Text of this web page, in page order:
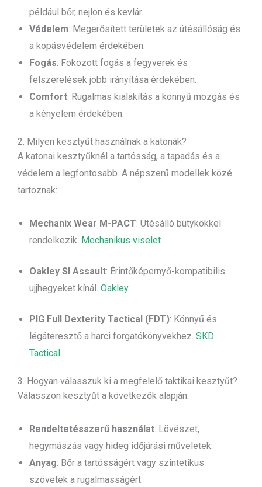
például bőr, nejlon és kevlár.
Védelem: Megerősített területek az ütésállóság és
a kopásvédelem érdekében.
Fogás: Fokozott fogás a fegyverek és
felszerelések jobb irányítása érdekében.
Comfort: Rugalmas kialakítás a könnyű mozgás és
a kényelem érdekében.
2. Milyen kesztyűt használnak a katonák?
A katonai kesztyűknél a tartósság, a tapadás és a
védelem a legfontosabb. A népszerű modellek közé
tartoznak:
Mechanix Wear M-PACT: Ütésálló bütykökkel
rendelkezik. Mechanikus viselet
Oakley SI Assault: Érintőképernyő-kompatibilis
ujjhegyeket kínál. Oakley
PIG Full Dexterity Tactical (FDT): Könnyű és
légáteresztő a harci forgatókönyvekhez. SKD
Tactical
3. Hogyan válasszuk ki a megfelelő taktikai kesztyűt?
Válasszon kesztyűt a következők alapján:
Rendeltetésszerű használat: Lövészet,
hegymászás vagy hideg időjárási műveletek.
Anyag: Bőr a tartósságért vagy szintetikus
szövetek a rugalmasságért.